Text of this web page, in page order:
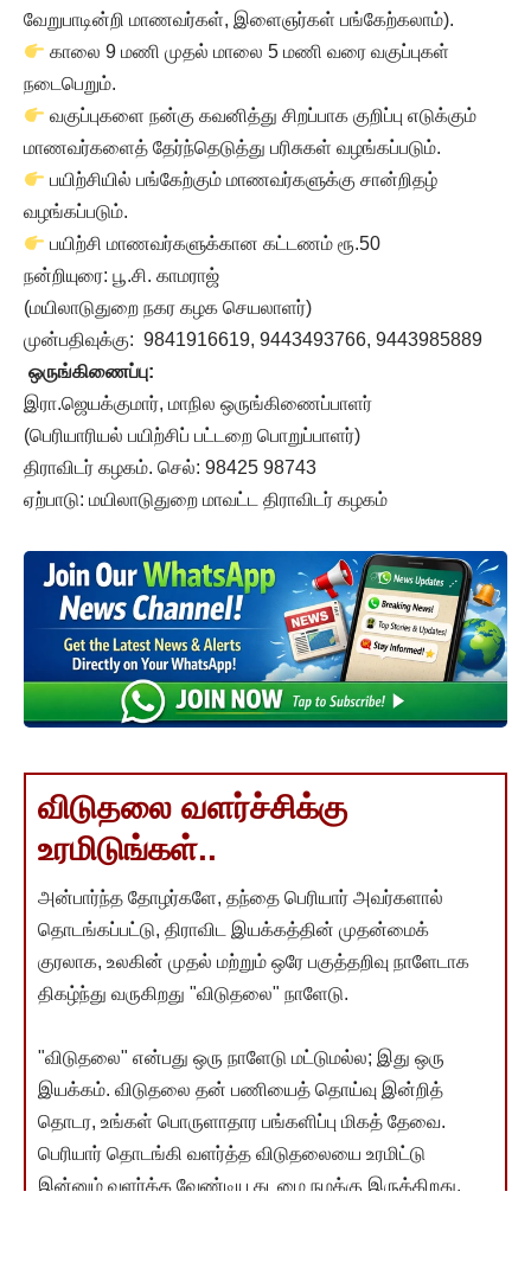
வேறுபாடின்றி மாணவர்கள், இளைஞர்கள் பங்கேற்கலாம்).
காலை 9 மணி முதல் மாலை 5 மணி வரை வகுப்புகள்
நடைபெறும்.
வகுப்புகளை நன்கு கவனித்து சிறப்பாக குறிப்பு எடுக்கும்
மாணவர்களைத் தேர்ந்தெடுத்து பரிசுகள் வழங்கப்படும்.
பயிற்சியில் பங்கேற்கும் மாணவர்களுக்கு சான்றிதழ்
வழங்கப்படும்.
பயிற்சி மாணவர்களுக்கான கட்டணம் ரூ.50
நன்றியுரை: பூ.சி. காமராஜ்
(மயிலாடுதுறை நகர கழக செயலாளர்)
முன்பதிவுக்கு: 9841916619, 9443493766, 9443985889
ஒருங்கிணைப்பு:
இரா.ஜெயக்குமார், மாநில ஒருங்கிணைப்பாளர்
(பெரியாரியல் பயிற்சிப் பட்டறை பொறுப்பாளர்)
திராவிடர் கழகம். செல்: 98425 98743
ஏற்பாடு: மயிலாடுதுறை மாவட்ட திராவிடர் கழகம்
விடுதலை வளர்ச்சிக்கு
உரமிடுங்கள்..
அன்பார்ந்த தோழர்களே, தந்தை பெரியார் அவர்களால்
தொடங்கப்பட்டு, திராவிட இயக்கத்தின் முதன்மைக்
குரலாக, உலகின் முதல் மற்றும் ஒரே பகுத்தறிவு நாளேடாக
திகழ்ந்து வருகிறது "விடுதலை" நாளேடு.
"விடுதலை" என்பது ஒரு நாளேடு மட்டுமல்ல; இது ஒரு
இயக்கம். விடுதலை தன் பணியைத் தொய்வு இன்றித்
தொடர, உங்கள் பொருளாதார பங்களிப்பு மிகத் தேவை.
பெரியார் தொடங்கி வளர்த்த விடுதலையை உரமிட்டு
இன்னும் வளர்க்க வேண்டிய கடமை நமக்கு இருக்கிறது.